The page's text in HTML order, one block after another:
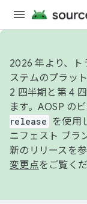
2026 年より、ト
ステムのプラッ
2 四半期と第 4
ます。AOSP の
release
を使用
ニフェスト ブラ
新のリリースを
変更点をご覧くだ